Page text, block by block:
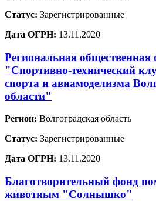
Статус: Зарегистрированные
Дата ОГРН: 13.11.2020
Региональная общественная
"Спортивно-технический
спорта и авиамоделизма
области"
Регион: Волгоградская область
Статус: Зарегистрированные
Дата ОГРН: 13.11.2020
Благотворительный фонд
животным "Солнышко"